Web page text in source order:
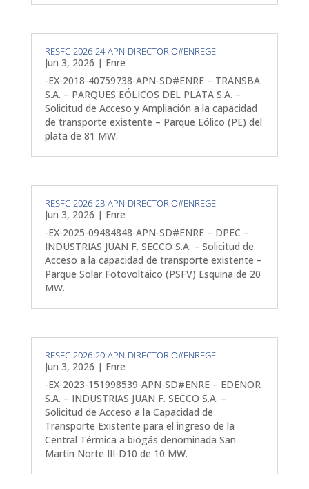
RESFC-2026-24-APN-DIRECTORIO#ENREGE
Jun 3, 2026 | Enre
-EX-2018-40759738-APN-SD#ENRE – TRANSBA
S.A. – PARQUES EÓLICOS DEL PLATA S.A. –
Solicitud de Acceso y Ampliación a la capacidad
de transporte existente – Parque Eólico (PE) del
plata de 81 MW.
RESFC-2026-23-APN-DIRECTORIO#ENREGE
Jun 3, 2026 | Enre
-EX-2025-09484848-APN-SD#ENRE – DPEC –
INDUSTRIAS JUAN F. SECCO S.A. – Solicitud de
Acceso a la capacidad de transporte existente –
Parque Solar Fotovoltaico (PSFV) Esquina de 20
MW.
RESFC-2026-20-APN-DIRECTORIO#ENREGE
Jun 3, 2026 | Enre
-EX-2023-151998539-APN-SD#ENRE – EDENOR
S.A. – INDUSTRIAS JUAN F. SECCO S.A. –
Solicitud de Acceso a la Capacidad de
Transporte Existente para el ingreso de la
Central Térmica a biogás denominada San
Martín Norte III-D10 de 10 MW.